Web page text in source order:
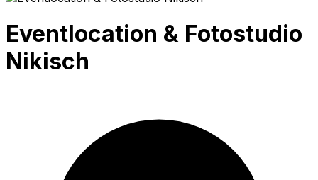
Eventlocation & Fotostudio
Nikisch